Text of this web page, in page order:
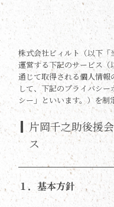
株式会社ビィルト（以下「
運営する下記のサービス（
通じて取得される個人情報
して、下記のプライバシ
シー」といいます。）を制
片岡千之助後援
ス
１．基本方針